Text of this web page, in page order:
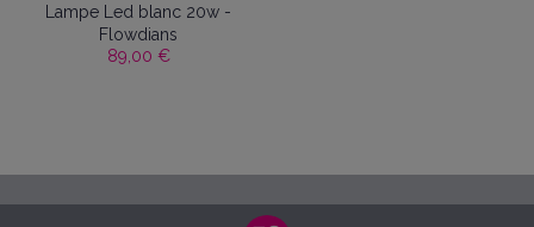
Lampe Led blanc 20w -
Flowdians
89,00 €